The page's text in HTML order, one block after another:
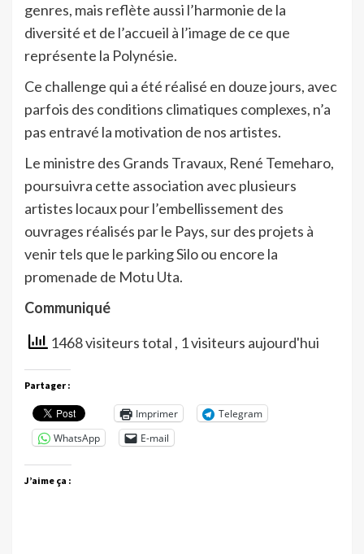
genres, mais reflète aussi l’harmonie de la
diversité et de l’accueil à l’image de ce que
représente la Polynésie.
Ce challenge qui a été réalisé en douze jours, avec
parfois des conditions climatiques complexes, n’a
pas entravé la motivation de nos artistes.
Le ministre des Grands Travaux, René Temeharo,
poursuivra cette association avec plusieurs
artistes locaux pour l’embellissement des
ouvrages réalisés par le Pays, sur des projets à
venir tels que le parking Silo ou encore la
promenade de Motu Uta.
Communiqué
1468 visiteurs total , 1 visiteurs aujourd'hui
Partager :
Imprimer
Telegram
WhatsApp
E-mail
J’aime ça :